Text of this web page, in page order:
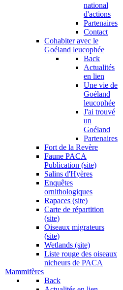
national
d'actions
Partenaires
Contact
Cohabiter avec le
Goéland leucophée
Back
Actualités
en lien
Une vie de
Goéland
leucophée
J'ai trouvé
un
Goéland
Partenaires
Fort de la Revère
Faune PACA
Publication (site)
Salins d'Hyères
Enquêtes
ornithologiques
Rapaces (site)
Carte de répartition
(site)
Oiseaux migrateurs
(site)
Wetlands (site)
Liste rouge des oiseaux
nicheurs de PACA
Mammifères
Back